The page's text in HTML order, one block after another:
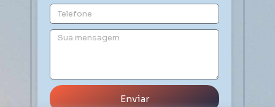
Enviar